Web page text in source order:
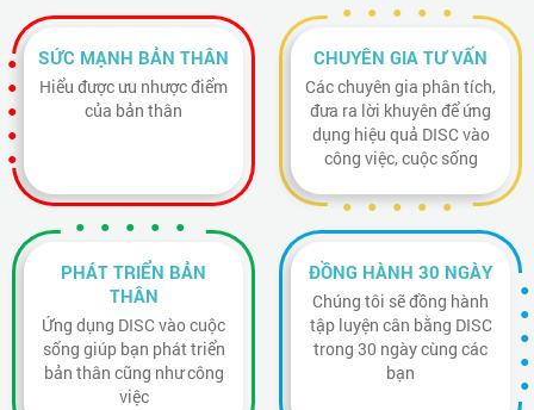
SỨC MẠNH BẢN THÂN
Hiểu được ưu nhược điểm
của bản thân
CHUYÊN GIA TƯ VẤN
Các chuyên gia phân tích,
đưa ra lời khuyên để ứng
dụng hiệu quả DISC vào
công việc, cuộc sống
PHÁT TRIỂN BẢN
THÂN
Ứng dụng DISC vào cuộc
sống giúp bạn phát triển
bản thân cũng như công
việc
ĐỒNG HÀNH 30 NGÀY
Chúng tôi sẽ đồng hành
tập luyện cân bằng DISC
trong 30 ngày cùng các
bạn